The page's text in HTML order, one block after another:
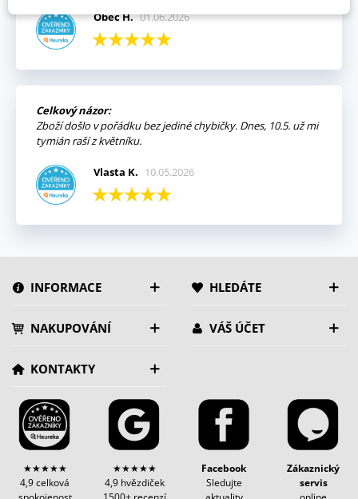
Obec H. 01.06.2026
Celkový názor:
Zboží došlo v pořádku bez jediné chybičky. Dnes, 10.5. už mi
tymián raší z květníku.
Vlasta K. 10.05.2026
INFORMACE HLEDÁTE
NAKUPOVÁNÍ VÁŠ ÚČET
KONTAKTY
★★★★★
4,9 celková
★★★★★
4,9 hvězdiček
Facebook
Sledujte
Zákaznický
servis